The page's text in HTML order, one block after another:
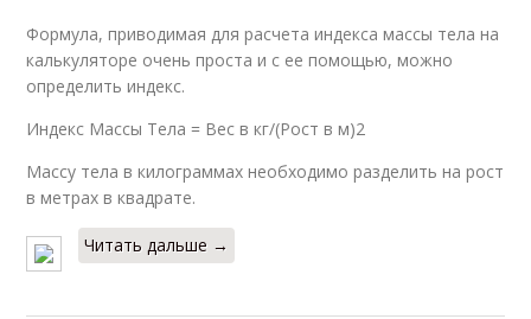
Формула, приводимая для расчета индекса массы тела на
калькуляторе очень проста и с ее помощью, можно
определить индекс.
Индекс Массы Тела = Вес в кг/(Рост в м)2
Массу тела в килограммах необходимо разделить на рост
в метрах в квадрате.
Читать дальше →